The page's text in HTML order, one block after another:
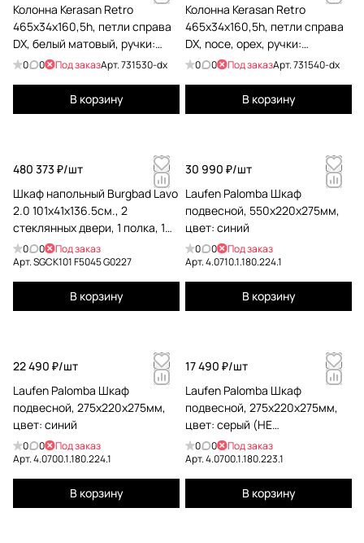
Колонна Kerasan Retro
465x34x160,5h, петли справа
DX, белый матовый, ручки:
керамика 731530-dx
0 0 Под заказАрт.731530-dx
В корзину
Колонна Kerasan Retro
465x34x160,5h, петли справа
DX, noce, орех, ручки:
керамика 731540-dx
0 0 Под заказАрт.731540-dx
В корзину
480 373 ₽/шт
Шкаф напольный Burgbad Lavo
2.0 101х41х136.5см., 2
стеклянных двери, 1 полка, 1
внутр ящик, подсветка, ручки
и ножки черные, цвет:
Basaltgrau Mat
0 0
Под заказ
Арт.SGCK101 F5045 G0227
В корзину
30 990 ₽/шт
Laufen Palomba Шкаф
подвесной, 550х220х275мм,
цвет: синий
0 0
Под заказ
Арт.4.0710.1.180.224.1
В корзину
22 490 ₽/шт
Laufen Palomba Шкаф
подвесной, 275х220х275мм,
цвет: синий
0 0
Под заказ
Арт.4.0700.1.180.224.1
В корзину
17 490 ₽/шт
Laufen Palomba Шкаф
подвесной, 275х220х275мм,
цвет: серый (НЕ
производится!)
0 0
Под заказ
Арт.4.0700.1.180.223.1
В корзину